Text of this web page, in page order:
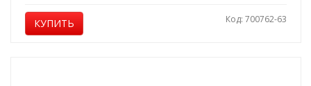
КУПИТЬ Код: 700762-63